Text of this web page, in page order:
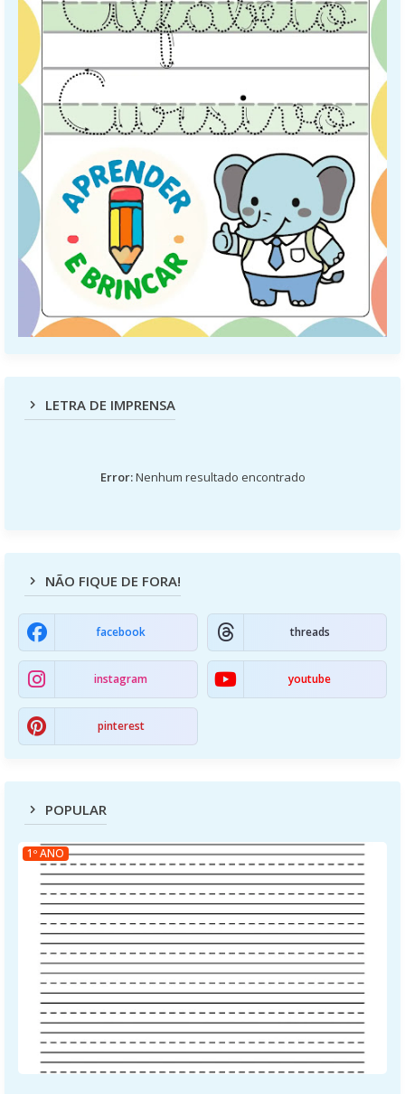
LETRA DE IMPRENSA
Error:Nenhum resultado encontrado
NÃO FIQUE DE FORA!
facebook threads
instagram youtube
pinterest
POPULAR
1º ANO